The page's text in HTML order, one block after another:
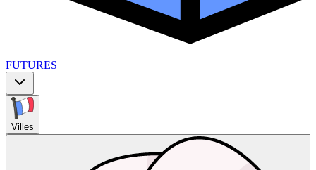
FUTURES
Villes